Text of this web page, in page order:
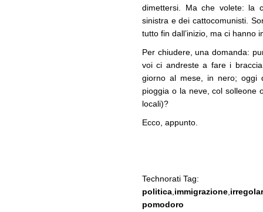
dimettersi. Ma che volete: la
sinistra e dei cattocomunisti.
tutto fin dall’inizio, ma ci hanno
Per chiudere, una domanda:
voi ci andreste a fare i
giorno al mese, in nero; oggi
pioggia o la neve, col solleone
locali)?
Ecco, appunto.
Technorati Tag:
politica immigrazione
pomodoro